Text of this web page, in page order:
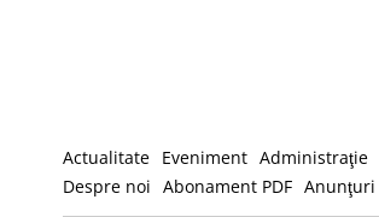
Actualitate Eveniment Administraţie
Despre noi Abonament PDF Anunţuri